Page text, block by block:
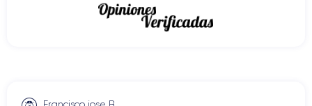
accidentes automovilísticos y el modo SOS vía satélite,
ofreciendo a los usuarios una tranquilidad sin precedentes en